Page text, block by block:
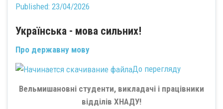
Published: 23/04/2026
Українська - мова сильних!
Про державну мову
До перегляду
Вельмишановні студенти, викладачі і працівники
відділів ХНАДУ!